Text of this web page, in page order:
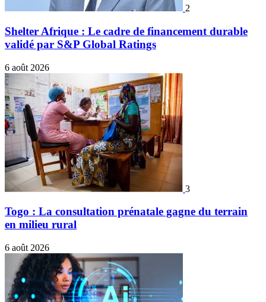
2
Shelter Afrique : Le cadre de financement durable
validé par S&P Global Ratings
6 août 2026
3
Togo : La consultation prénatale gagne du terrain
en milieu rural
6 août 2026